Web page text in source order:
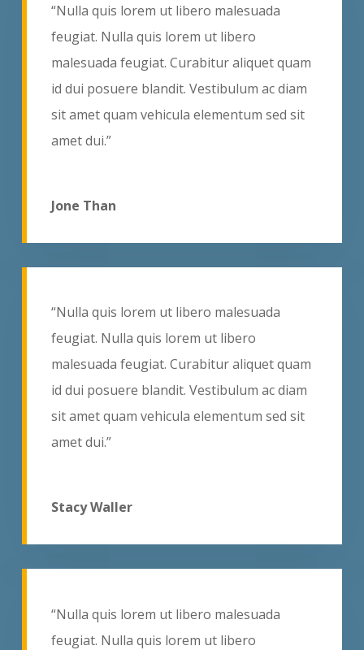
“Nulla quis lorem ut libero malesuada
feugiat. Nulla quis lorem ut libero
malesuada feugiat. Curabitur aliquet quam
id dui posuere blandit. Vestibulum ac diam
sit amet quam vehicula elementum sed sit
amet dui.”
Jone Than
“Nulla quis lorem ut libero malesuada
feugiat. Nulla quis lorem ut libero
malesuada feugiat. Curabitur aliquet quam
id dui posuere blandit. Vestibulum ac diam
sit amet quam vehicula elementum sed sit
amet dui.”
Stacy Waller
“Nulla quis lorem ut libero malesuada
feugiat. Nulla quis lorem ut libero